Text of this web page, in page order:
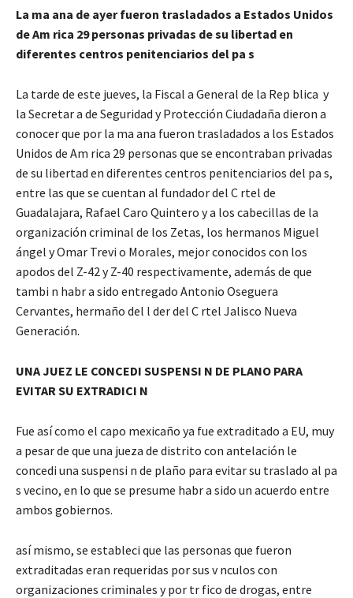
La ma ana de ayer fueron trasladados a Estados Unidos
de Am rica 29 personas privadas de su libertad en
diferentes centros penitenciarios del pa s
La tarde de este jueves, la Fiscal a General de la Rep blica y
la Secretar a de Seguridad y Protección Ciudadaña dieron a
conocer que por la ma ana fueron trasladados a los Estados
Unidos de Am rica 29 personas que se encontraban privadas
de su libertad en diferentes centros penitenciarios del pa s,
entre las que se cuentan al fundador del C rtel de
Guadalajara, Rafael Caro Quintero y a los cabecillas de la
organización criminal de los Zetas, los hermanos Miguel
ángel y Omar Trevi o Morales, mejor conocidos con los
apodos del Z-42 y Z-40 respectivamente, además de que
tambi n habr a sido entregado Antonio Oseguera
Cervantes, hermaño del l der del C rtel Jalisco Nueva
Generación.
UNA JUEZ LE CONCEDI SUSPENSI N DE PLANO PARA
EVITAR SU EXTRADICI N
Fue así como el capo mexicaño ya fue extraditado a EU, muy
a pesar de que una jueza de distrito con antelación le
concedi una suspensi n de plaño para evitar su traslado al pa
s vecino, en lo que se presume habr a sido un acuerdo entre
ambos gobiernos.
así mismo, se estableci que las personas que fueron
extraditadas eran requeridas por sus v nculos con
organizaciones criminales y por tr fico de drogas, entre